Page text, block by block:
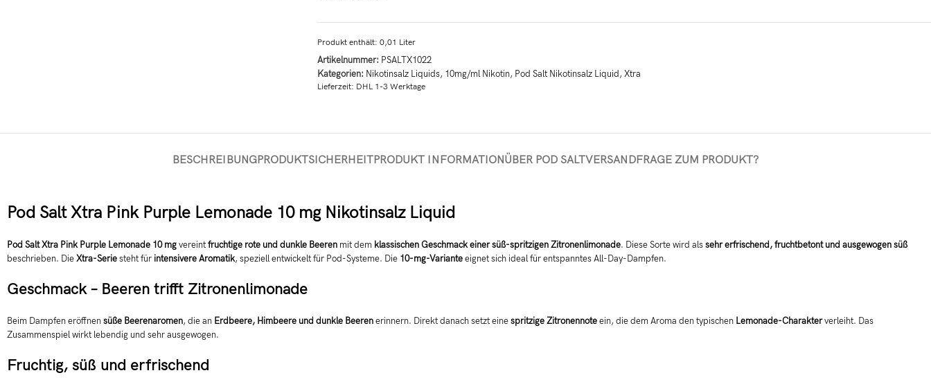
Produkt enthält: 0,01 Liter
Artikelnummer: PSALTX1022
Kategorien: Nikotinsalz Liquids, 10mg/ml Nikotin, Pod Salt Nikotinsalz Liquid,Xtra
Lieferzeit: DHL 1-3 Werktage
BESCHREIBUNGPRODUKTSICHERHEITPRODUKT INFORMATIONÜBER POD SALTVERSANDFRAGE ZUM PRODUKT?
Pod Salt Xtra Pink Purple Lemonade 10 mg Nikotinsalz Liquid
Pod Salt Xtra Pink Purple Lemonade 10 mgvereintfruchtige rote und dunkle Beeren mit dem klassischen Geschmack einer süß-spritzigen Zitronenlimonade. Diese Sorte wird alssehr erfrischend, fruchtbetont und ausgewogen süß
beschrieben. DieXtra-Seriesteht für intensivere Aromatik, speziell entwickelt für Pod-Systeme. Die 10-mg-Varianteeignet sich ideal für entspanntes All-Day-Dampfen.
Geschmack – Beeren trifft Zitronenlimonade
Beim Dampfen eröffnensüße Beerenaromen, die an Erdbeere, Himbeere und dunkle Beerenerinnern. Direkt danach setzt einespritzige Zitronennoteein, die dem Aroma den typischen Lemonade-Charakterverleiht. Das
Zusammenspiel wirkt lebendig und sehr ausgewogen.
Fruchtig, süß und erfrischend